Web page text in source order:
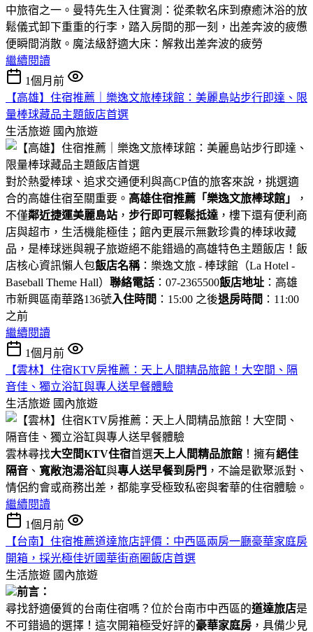
中旅宿之一。​曼特先生入住實測：從柔軟名床到療癒沐浴的放
鬆儀式​卸下重重的行李，踏入房間的那一刻，出差奔波的疲憊
便瞬間消散。​魔法級舒適大床：解救出差奔波的疲勞
繼續閱讀
1個月前
【高雄】住宿推薦｜樂逸文旅棒球館：美麗島站步行即達、限
量棒球藏品主題飯店首選
生活旅遊 國內旅遊
對於熱愛棒球、追求交通便利與高CP值的旅客來說，挑選適
合的高雄住宿至關重要。 高雄住宿推薦「樂逸文旅棒球館」
，
不僅鄰近捷運美麗島站 ， 步行即可輕鬆抵達 ，樓下還有便利商
店與超市，生活機能極佳；館內更展示無數珍貴的棒球收藏
品，是棒球迷與親子旅遊絕不能錯過的高雄特色主題飯店！飯
店核心資訊懶人包飯店名稱：樂逸文旅 - 棒球館（La Hotel -
Baseball Theme Hall） 聯絡電話 ：07-2365500飯店地址 ：高雄
市新興區南華路136號入住時間 ：15:00 之後退房時間 ：11:00
之前
繼續閱讀
1個月前
【雲林】住宿KTV房推薦：天上人間精品旅館！大空間、隔
音佳、獨立浴缸與專人送早餐體驗
生活旅遊 國內旅遊
雲林尋找大空間KTV住宿首選天上人間精品旅館 ！擁有絕佳
隔音 、 寬敞泡湯浴缸與專人送早餐到房門 ，不論是歡聚派對、
情侶約會或商務出差，都能享受極致私密與奢華的住宿體驗。
繼續閱讀
1個月前
【台南】住宿推薦道達旅店評價：中西區兩房一廳豪華家庭房
開箱，採光極佳近國華街商圈飯店首選
生活旅遊 國內旅遊
前言：
尋找舒適優質的台南住宿嗎？位於台南市中西區的道達旅店是
不可錯過的選擇！這次開箱極受好評的豪華家庭房 ，具備少見